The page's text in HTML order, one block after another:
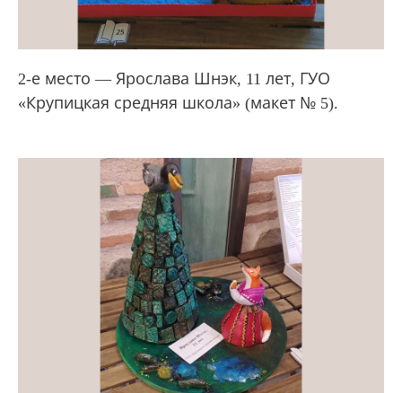
2-е место — Ярослава Шнэк, 11 лет, ГУО
«Крупицкая средняя школа» (макет № 5).